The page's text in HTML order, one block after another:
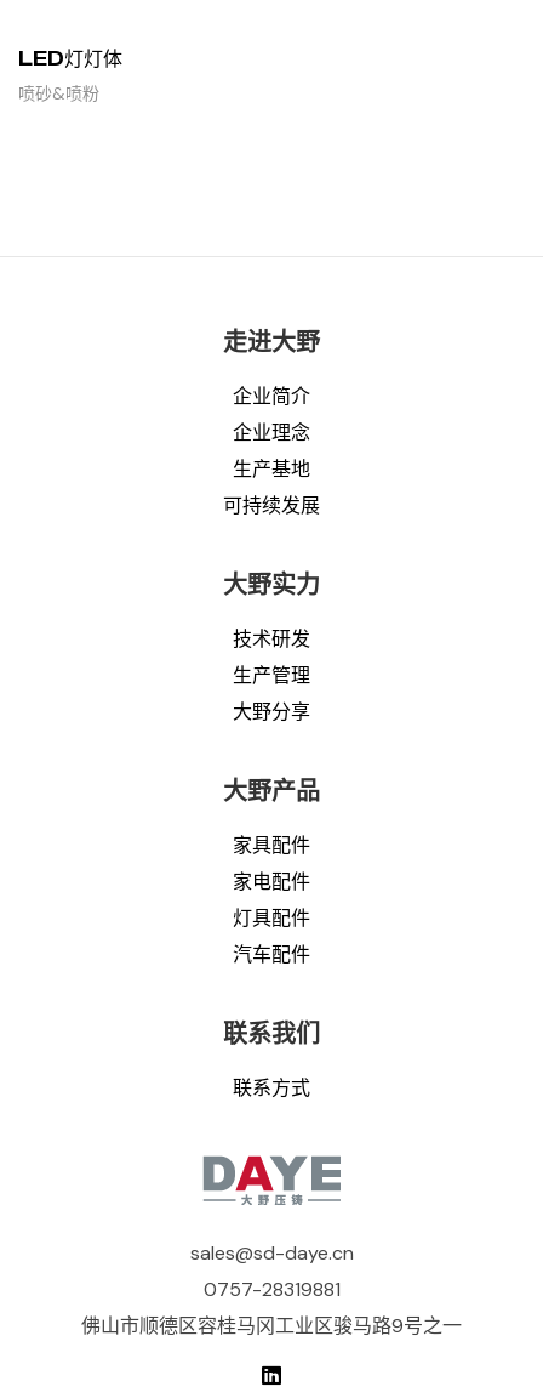
LED灯灯体
喷砂&喷粉
走进大野
企业简介
企业理念
生产基地
可持续发展
大野实力
技术研发
生产管理
大野分享
大野产品
家具配件
家电配件
灯具配件
汽车配件
联系我们
联系方式
sales@sd-daye.cn
0757-28319881
佛山市顺德区容桂马冈工业区骏马路9号之一